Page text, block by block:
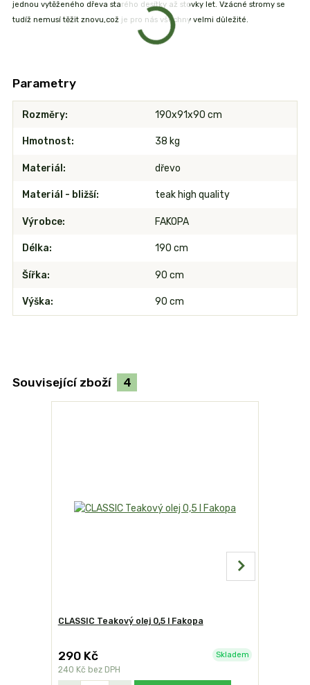
jednou vytěženého dřeva starého desítky až stovky let. Vzácné stromy se
tudíž nemusí těžit znovu,což je pro nás všechny velmi důležité.
Parametry
Rozměry 190x91x90 cm
Hmotnost 38 kg
Materiál dřevo
Materiál - bližší teak high quality
Výrobce FAKOPA
Délka 190 cm
Šířka 90 cm
Výška 90 cm
Související zboží 4
CLASSIC Teakový olej 0,5 l Fakopa
290 Kč
240 Kč bez DPH
Skladem